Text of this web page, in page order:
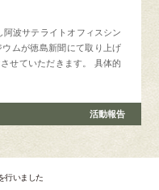
活動報告
波サテライトオフィスシン
ムが徳島新聞にて取り上げ
せていただきます。 具体的
行いました